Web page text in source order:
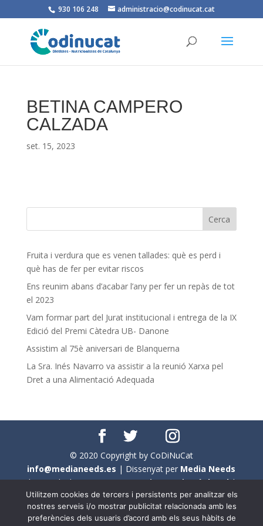
930 106 248 administracio@codinucat.cat
BETINA CAMPERO
CALZADA
set. 15, 2023
Fruita i verdura que es venen tallades: què es perd i
què has de fer per evitar riscos
Ens reunim abans d’acabar l’any per fer un repàs de tot
el 2023
Vam formar part del Jurat institucional i entrega de la IX
Edició del Premi Càtedra UB- Danone
Assistim al 75è aniversari de Blanquerna
La Sra. Inés Navarro va assistir a la reunió Xarxa pel
Dret a una Alimentació Adequada
© 2020 Copyright by CoDiNuCat
info@medianeeds.es | Dissenyat per Media Needs
| Tots els drets reservats aCoDiNuCat |Avís legal|
Avís per cookies
En aquest web s'ha tingut en compte l'ús no sexista del
Utilitzem cookies de tercers i persistents per analitzar els
nostres serveis i/o mostrar publicitat relacionada amb les
preferències dels usuaris d’acord amb els seus hàbits de